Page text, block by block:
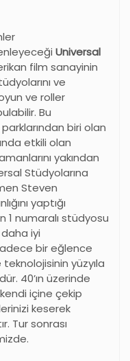
Universal
film sanayinin
ve
ve roller
Bu
biri olan
etkili olan
yakından
Stüdyolarına
Steven
yaptığı
1 numaralı stüdyosu
iyi
bir eğlence
yüzyıla
40’ın üzerinde
içine çekip
keserek
Tur sonrası
otelimizde.